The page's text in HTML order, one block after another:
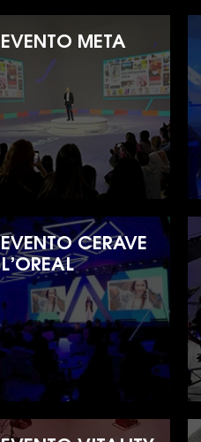
EVENTO META
EVENTO CERAVE
L’OREAL